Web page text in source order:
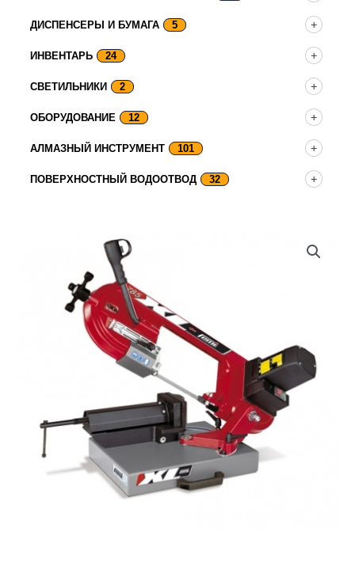
ДИСПЕНСЕРЫ И БУМАГА 5
ИНВЕНТАРЬ 24
СВЕТИЛЬНИКИ 2
ОБОРУДОВАНИЕ 12
АЛМАЗНЫЙ ИНСТРУМЕНТ 101
ПОВЕРХНОСТНЫЙ ВОДООТВОД 32